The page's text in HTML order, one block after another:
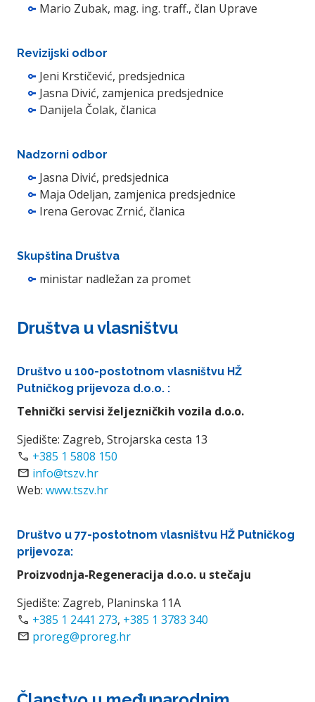
Mario Zubak, mag. ing. traff., član Uprave
Revizijski odbor
Jeni Krstičević, predsjednica
Jasna Divić, zamjenica predsjednice
Danijela Čolak, članica
Nadzorni odbor
Jasna Divić, predsjednica
Maja Odeljan, zamjenica predsjednice
Irena Gerovac Zrnić, članica
Skupština Društva
ministar nadležan za promet
Društva u vlasništvu
Društvo u 100-postotnom vlasništvu HŽ
Putničkog prijevoza d.o.o. :
Tehnički servisi željezničkih vozila d.o.o.
Sjedište: Zagreb, Strojarska cesta 13
call +385 1 5808 150
mail info@tszv.hr
Web: www.tszv.hr
Društvo u 77-postotnom vlasništvu HŽ Putničkog
prijevoza:
Proizvodnja-Regeneracija d.o.o. u stečaju
Sjedište: Zagreb, Planinska 11A
call +385 1 2441 273, +385 1 3783 340
mail proreg@proreg.hr